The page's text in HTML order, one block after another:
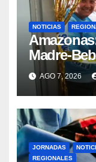
NOTICIAS
Madre-
del
Rincón
AGO 7, 2026
JORNADAS
REGIONALES